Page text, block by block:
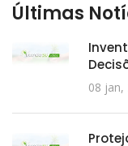
Últimas
08 jan,